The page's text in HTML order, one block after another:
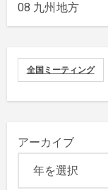
08 九州地方
全国ミーティング
アーカイブ